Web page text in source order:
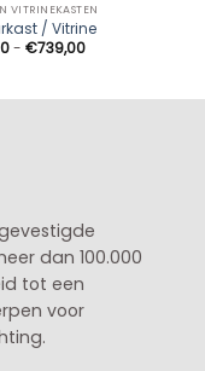
VITRINEKASTEN
/ Vitrine
- €739,00Prijsklasse:
€590,00
dan 100.000
tot een
voor